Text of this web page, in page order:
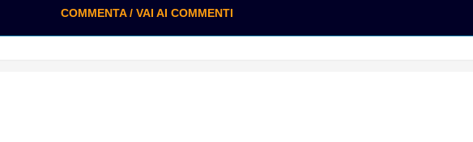
COMMENTA / VAI AI COMMENTI